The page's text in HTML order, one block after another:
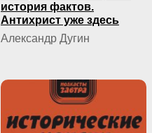
история фактов.
Антихрист уже здесь
Александр Дугин